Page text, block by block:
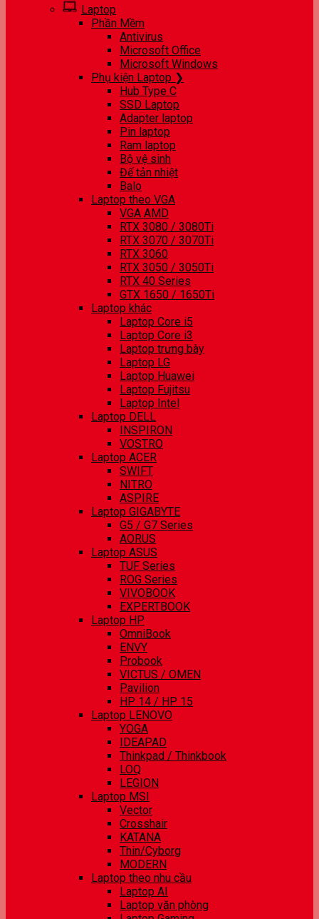
Laptop
Phần Mềm
Antivirus
Microsoft Office
Microsoft Windows
Phụ kiện Laptop ❯
Hub Type C
SSD Laptop
Adapter laptop
Pin laptop
Ram laptop
Bộ vệ sinh
Đế tản nhiệt
Balo
Laptop theo VGA
VGA AMD
RTX 3080 / 3080Ti
RTX 3070 / 3070Ti
RTX 3060
RTX 3050 / 3050Ti
RTX 40 Series
GTX 1650 / 1650Ti
Laptop khác
Laptop Core i5
Laptop Core i3
Laptop trưng bày
Laptop LG
Laptop Huawei
Laptop Fujitsu
Laptop Intel
Laptop DELL
INSPIRON
VOSTRO
Laptop ACER
SWIFT
NITRO
ASPIRE
Laptop GIGABYTE
G5 / G7 Series
AORUS
Laptop ASUS
TUF Series
ROG Series
VIVOBOOK
EXPERTBOOK
Laptop HP
OmniBook
ENVY
Probook
VICTUS / OMEN
Pavilion
HP 14 / HP 15
Laptop LENOVO
YOGA
IDEAPAD
Thinkpad / Thinkbook
LOQ
LEGION
Laptop MSI
Vector
Crosshair
KATANA
Thin/Cyborg
MODERN
Laptop theo nhu cầu
Laptop AI
Laptop văn phòng